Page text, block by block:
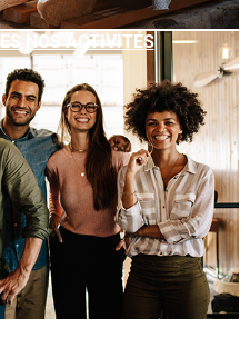
NOS ACTIVITÉS